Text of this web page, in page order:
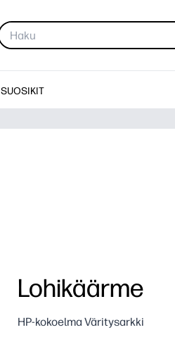
SUOSIKIT
Lohikäärme
HP-kokoelma Väritysarkki